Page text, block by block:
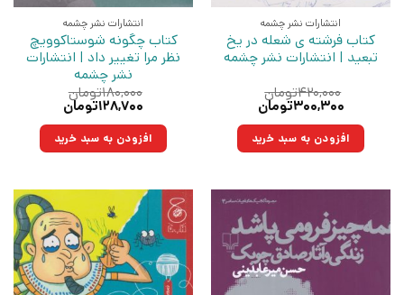
انتشارات نشر چشمه
کتاب فرشته ی شعله در یخ
تبعید | انتشارات نشر چشمه
۴۲۰,۰۰۰تومان
قیمت
۴۲۰,۰۰۰تومان
بود.
۳۰۰,۳۰۰تومان
۳۰۰,۳۰۰تومان.افزودن به سبد خرید
انتشارات نشر چشمه
کتاب چگونه شوستاکوویچ
نظر مرا تغییر داد | انتشارات
نشر چشمه
۱۸۰,۰۰۰تومان
قیمت
۱۸۰,۰۰۰تومان
بود.
۱۲۸,۷۰۰تومان
۱۲۸,۷۰۰تومان.افزودن به سبد خرید